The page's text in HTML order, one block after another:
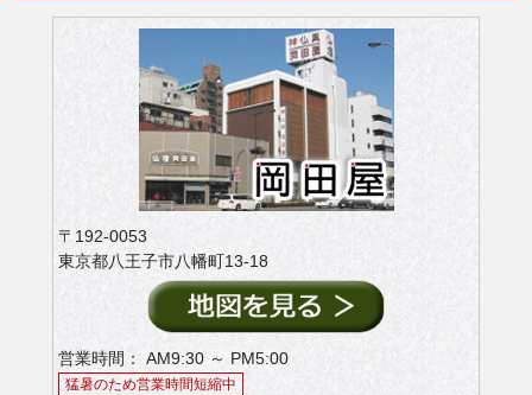
〒192-0053
東京都八王子市八幡町13-18
営業時間： AM9:30 ～ PM5:00
猛暑のため営業時間短縮中